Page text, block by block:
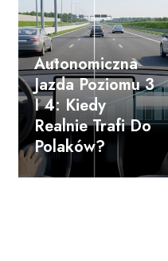
Autonomiczna
Jazda Poziomu 3
I 4: Kiedy
Realnie Trafi Do
Polaków?